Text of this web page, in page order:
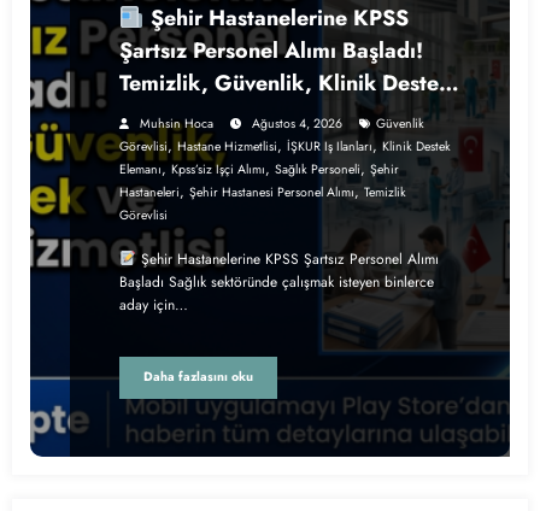
Şehir Hastanelerine KPSS
Şartsız Personel Alımı Başladı!
Temizlik, Güvenlik, Klinik Destek
ve Hastane Hizmetlisi Alınacak
Muhsin Hoca Ağustos 4, 2026
Güvenlik
Görevlisi, Hastane Hizmetlisi, İŞKUR Iş Ilanları, Klinik Destek
Elemanı, Kpss’siz Işçi Alımı, Sağlık Personeli, Şehir
Hastaneleri, Şehir Hastanesi Personel Alımı, Temizlik
Görevlisi
Şehir Hastanelerine KPSS Şartsız Personel Alımı
Başladı Sağlık sektöründe çalışmak isteyen binlerce
aday için…
Daha fazlasını oku